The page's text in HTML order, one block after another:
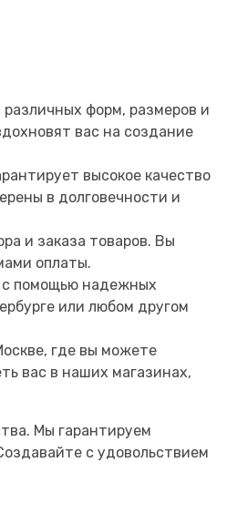
форм, размеров и
вас на создание
высокое качество
в долговечности и
и заказа товаров. Вы
оплаты.
с помощью надежных
или любом другом
где вы можете
вас в наших магазинах,
Мы гарантируем
с удовольствием